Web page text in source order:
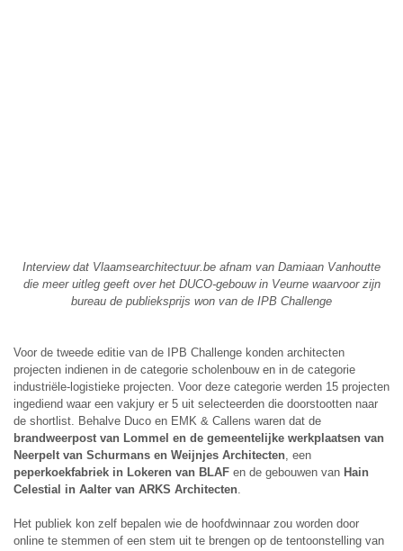
Interview dat Vlaamsearchitectuur.be afnam van Damiaan Vanhoutte
die meer uitleg geeft over het DUCO-gebouw in Veurne waarvoor zijn
bureau de publieksprijs won van de IPB Challenge
Voor de tweede editie van de IPB Challenge konden architecten
projecten indienen in de categorie scholenbouw en in de categorie
industriële-logistieke projecten. Voor deze categorie werden 15 projecten
ingediend waar een vakjury er 5 uit selecteerden die doorstootten naar
de shortlist. Behalve Duco en EMK & Callens waren dat de
brandweerpost van Lommel en de gemeentelijke werkplaatsen van
Neerpelt van Schurmans en Weijnjes Architecten, een
peperkoekfabriek in Lokeren van BLAF en de gebouwen van Hain
Celestial in Aalter van ARKS Architecten.
Het publiek kon zelf bepalen wie de hoofdwinnaar zou worden door
online te stemmen of een stem uit te brengen op de tentoonstelling van